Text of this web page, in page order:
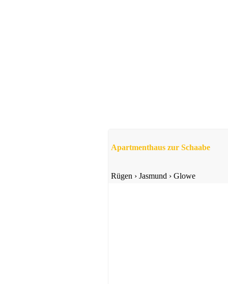
Ferienwohnung
Apartmenthaus zur Schaabe
Rügen › Jasmund › Glowe